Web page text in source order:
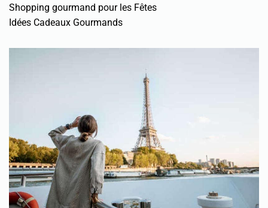
Shopping gourmand pour les Fêtes
Idées Cadeaux Gourmands